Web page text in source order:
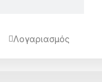
Λογαριασμός